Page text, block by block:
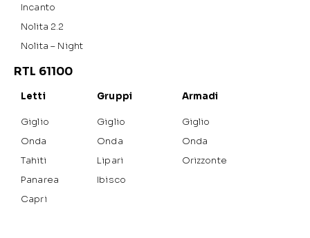
Incanto
Nolita 2.2
Nolita – Night
RTL 61100
Letti
Giglio
Onda
Tahiti
Panarea
Capri
Gruppi
Giglio
Onda
Lipari
Ibisco
Armadi
Giglio
Onda
Orizzonte